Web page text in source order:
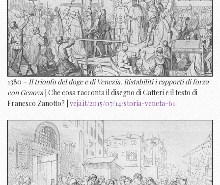
1380 – Il trionfo del doge e di Venezia. Ristabiliti i rapporti di forza
con Genova | Che cosa racconta il disegno di Gatteri e il testo di
Franesco Zanotto? | veja.it/2015/07/14/storia-veneta-61